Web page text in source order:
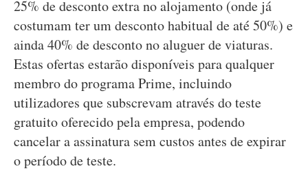
25% de desconto extra no alojamento (onde já
costumam ter um desconto habitual de até 50%) e
ainda 40% de desconto no aluguer de viaturas.
Estas ofertas estarão disponíveis para qualquer
membro do programa Prime, incluindo
utilizadores que subscrevam através do teste
gratuito oferecido pela empresa, podendo
cancelar a assinatura sem custos antes de expirar
o período de teste.